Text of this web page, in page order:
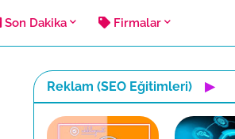
Son Dakika Firmalar
Reklam (SEO Eğitimleri) ▶